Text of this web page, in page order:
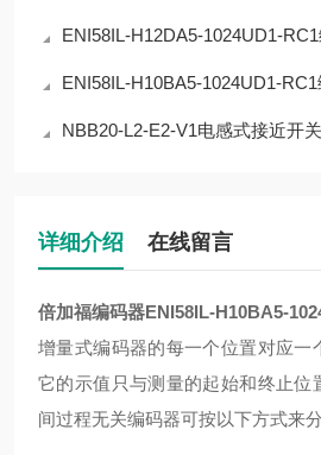
ENI58IL-H12DA5-1024UD1-RC1编码
ENI58IL-H10BA5-1024UD1-
NBB20-L2-E2-V1电感式接近开
详细介绍 在线留言
倍加福编码器ENI58IL-H10BA5-
增量式编码器的每一个位置对应一
它的示值只与测量的起始和终止位
间过程无关编码器可按以下方式来分